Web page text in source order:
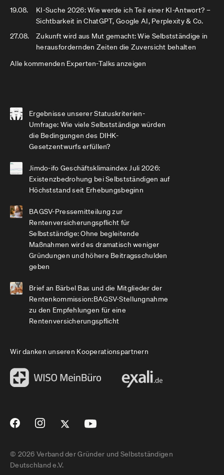
19.08.
KI-Suche 2026: Wie werde ich Teil einer KI-Antwort? –
Sichtbarkeit in ChatGPT, Google AI, Perplexity & Co.
27.08.
Zukunft wird aus Mut gemacht: Wie Selbstständige in
herausfordernden Zeiten die Zuversicht behalten
Alle kommenden Experten-Talks anzeigen
Ergebnisse unserer Statuskriterien-
Umfrage: Wie viele Selbstständige würden
die Bedingungen des DIHK-
Gesetzentwurfs erfüllen?
Jimdo-ifo Geschäftsklimaindex Juli 2026:
Existenzbedrohung bei Selbstständigen auf
Höchststand seit Erhebungsbeginn
BAGSV-Pressemitteilung zur
Rentenversicherungspflicht für
Selbstständige: Ohne begleitende
Maßnahmen wird es dramatisch weniger
Gründungen und höhere Beitragsschulden
geben
Brief an Bärbel Bas und die Mitglieder der
Rentenkommission:BAGSV-Stellungnahme
zu den Empfehlungen für eine
Rentenversicherungspflicht
Wir danken unseren Kooperationspartnern
© 2026 Verband der Gründer und Selbstständigen
Deutschland e.V.